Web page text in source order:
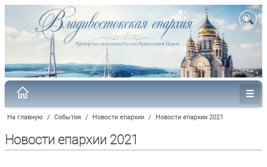
На главную / События / Новости епархии / Новости епархии 2021
Новости епархии 2021